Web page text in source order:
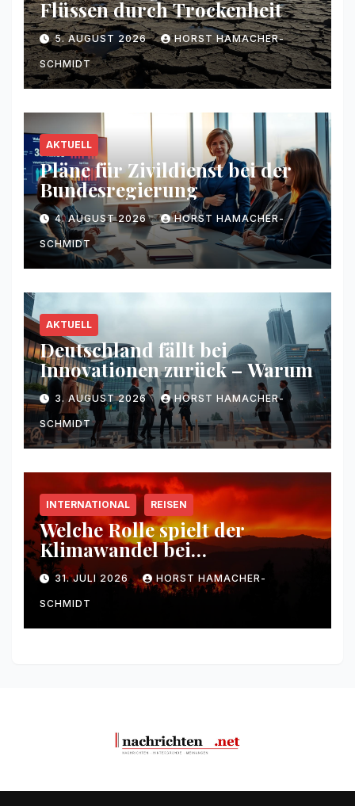
Flüssen durch Trockenheit
5. AUGUST 2026 HORST HAMACHER-
SCHMIDT
AKTUELL
Pläne für Zivildienst bei der
Bundesregierung
4. AUGUST 2026 HORST HAMACHER-
SCHMIDT
AKTUELL
Deutschland fällt bei
Innovationen zurück – Warum
3. AUGUST 2026 HORST HAMACHER-
SCHMIDT
INTERNATIONAL REISEN
Welche Rolle spielt der
Klimawandel bei
Waldbränden?
31. JULI 2026 HORST HAMACHER-
SCHMIDT